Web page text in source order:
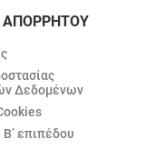
ΑΠΟΡΡΗΤΟΥ
Δεδομένων
επιπέδου